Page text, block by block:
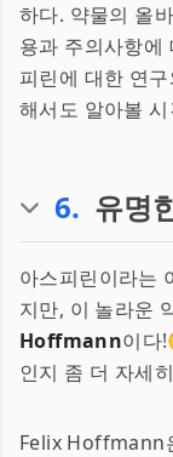
하다. 약물의 올
용과 주의사항에
피린에 대한 연
해서도 알아볼
6. 유명
아스피린이라는
지만, 이 놀라운
Hoffmann이다
인지 좀 더 자세
Felix Hoffmann